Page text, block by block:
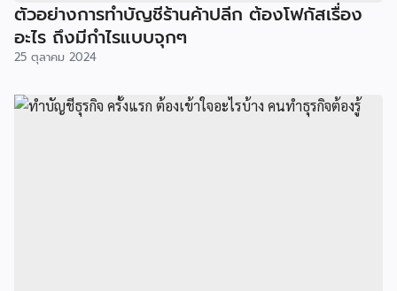
ตัวอย่างการทำบัญชีร้านค้าปลีก ต้องโฟกัสเรื่อง
อะไร ถึงมีกำไรแบบจุกๆ
25 ตุลาคม 2024